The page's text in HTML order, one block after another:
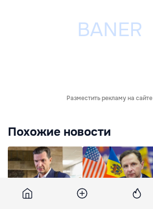
Разместить рекламу на сайте
Похожие новости
Адвокат Плахотнюка Посол Молдовы